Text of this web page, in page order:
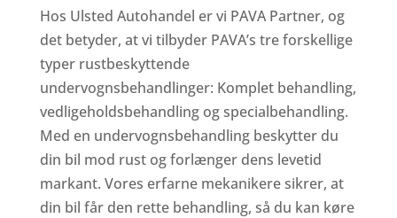
Hos Ulsted Autohandel er vi PAVA Partner, og
det betyder, at vi tilbyder PAVA’s tre forskellige
typer rustbeskyttende
undervognsbehandlinger: Komplet behandling,
vedligeholdsbehandling og specialbehandling.
Med en undervognsbehandling beskytter du
din bil mod rust og forlænger dens levetid
markant. Vores erfarne mekanikere sikrer, at
din bil får den rette behandling, så du kan køre